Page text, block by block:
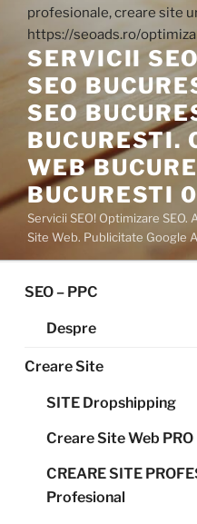
SERVICII
SEO
SEO
BUCURESTI.
WEB
BUCURESTI
Servicii SEO! Optimizare
Site Web. Publicitate Google
SEO – PPC
Despre
Creare Site
SITE Dropshipping
Creare Site Web PRO
CREARE SITE
Profesional